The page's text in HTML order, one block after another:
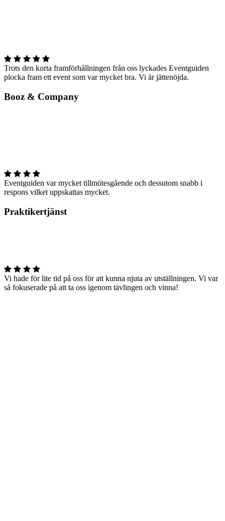
Trots den korta framförhållningen från oss lyckades Eventguiden
plocka fram ett event som var mycket bra. Vi är jättenöjda.
Booz & Company
Eventguiden var mycket tillmötesgående och dessutom snabb i
respons vilket uppskattas mycket.
Praktikertjänst
Vi hade för lite tid på oss för att kunna njuta av utställningen. Vi var
så fokuserade på att ta oss igenom tävlingen och vinna!